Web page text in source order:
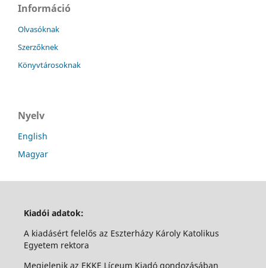
Információ
Olvasóknak
Szerzőknek
Könyvtárosoknak
Nyelv
English
Magyar
Kiadói adatok:
A kiadásért felelős az Eszterházy Károly Katolikus
Egyetem rektora
Megjelenik az EKKE Líceum Kiadó gondozásában